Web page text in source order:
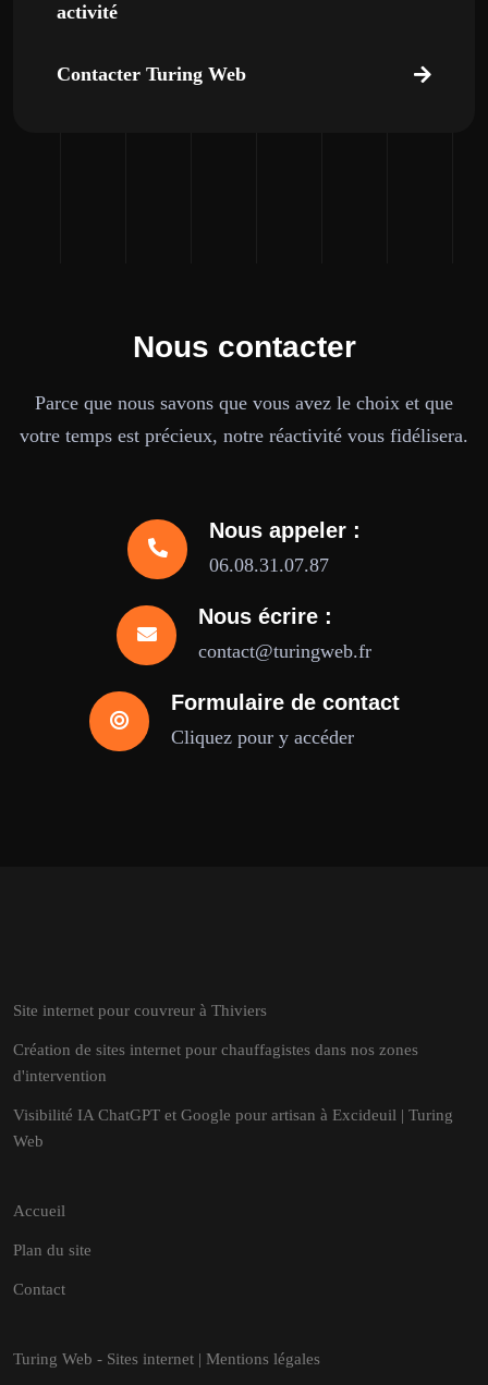
activité
Contacter Turing Web
Nous contacter
Parce que nous savons que vous avez le choix et que
votre temps est précieux, notre réactivité vous fidélisera.
Nous appeler :
06.08.31.07.87
Nous écrire :
contact@turingweb.fr
Formulaire de contact
Cliquez pour y accéder
Site internet pour couvreur à Thiviers
Création de sites internet pour chauffagistes dans nos zones
d'intervention
Visibilité IA ChatGPT et Google pour artisan à Excideuil | Turing
Web
Accueil
Plan du site
Contact
Turing Web - Sites internet | Mentions légales